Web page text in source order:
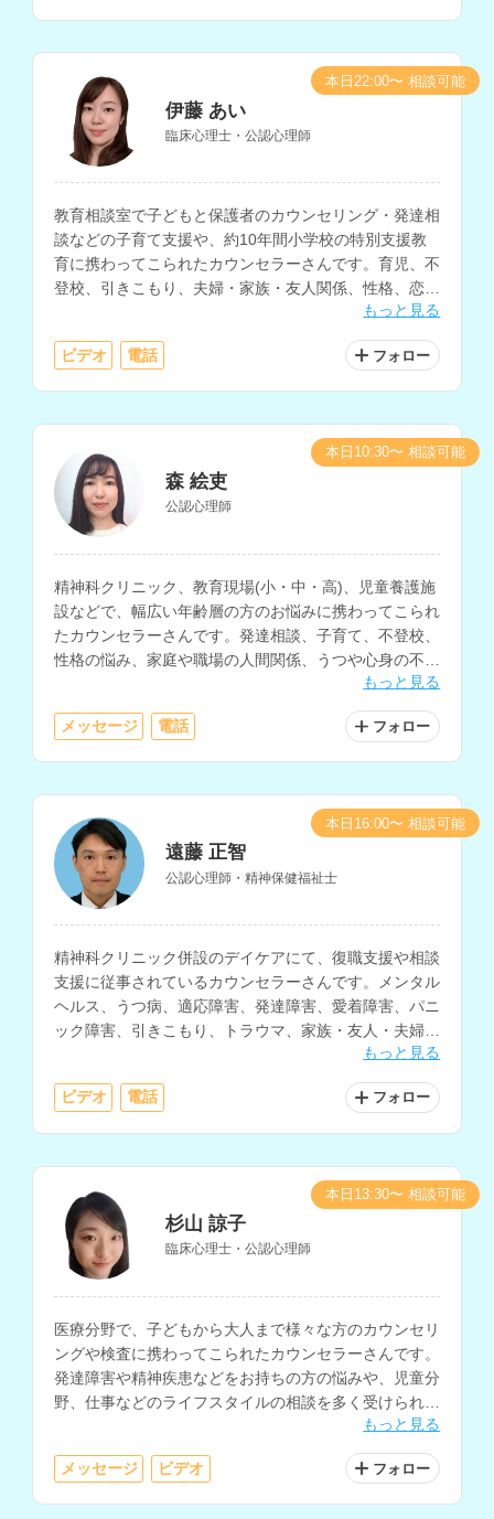
伊藤 あい
臨床心理士・公認心理師
教育相談室で子どもと保護者のカウンセリング・発達相
談などの子育て支援や、約10年間小学校の特別支援教
育に携わってこられたカウンセラーさんです。育児、不
登校、引きこもり、夫婦・家族・友人関係、性格、恋
愛、仕事、妊活・不妊治療の悩みなど、様々な相談に対
応されています。
もっと見る
ビデオ 電話 フォロー
本日22:00〜 相談可能
森 絵吏
公認心理師
精神科クリニック、教育現場(小・中・高)、児童養護施
設などで、幅広い年齢層の方のお悩みに携わってこられ
たカウンセラーさんです。発達相談、子育て、不登校、
性格の悩み、家庭や職場の人間関係、うつや心身の不
調、自己理解や生きにくさ等に関する相談を多く経験さ
もっと見る
メッセージ 電話 フォロー
本日10:30〜 相談可能
遠藤 正智
公認心理師・精神保健福祉士
精神科クリニック併設のデイケアにて、復職支援や相談
支援に従事されているカウンセラーさんです。メンタル
ヘルス、うつ病、適応障害、発達障害、愛着障害、パニ
ック障害、引きこもり、トラウマ、家族・友人・夫婦・
職場等の人間関係、生きづらさについての相談などに対
もっと見る
ビデオ 電話 フォロー
本日16:00〜 相談可能
杉山 諒子
臨床心理士・公認心理師
医療分野で、子どもから大人まで様々な方のカウンセリ
ングや検査に携わってこられたカウンセラーさんです。
発達障害や精神疾患などをお持ちの方の悩みや、児童分
野、仕事などのライフスタイルの相談を多く受けられて
もっと見る
メッセージ ビデオ フォロー
本日13:30〜 相談可能